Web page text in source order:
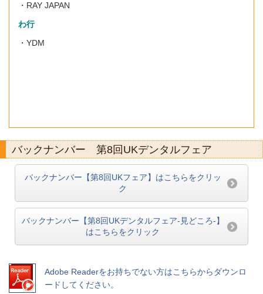
・RAY JAPAN
わ行
・YDM
バックナンバー 第8回UKデンタルフェア
バックナンバー【第8回UKフェア】はこちらをクリッ
ク
バックナンバー【第8回UKデンタルフェア-見どころ-】
はこちらをクリック
Adobe Readerをお持ちでない方はこちらからダウンロ
ードしてください。